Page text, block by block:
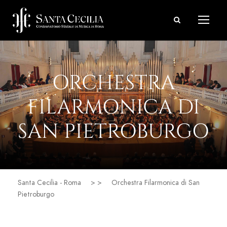
ORCHESTRA
FILARMONICA DI
SAN PIETROBURGO
Santa Cecilia - Roma > >
Orchestra Filarmonica di San
Pietroburgo